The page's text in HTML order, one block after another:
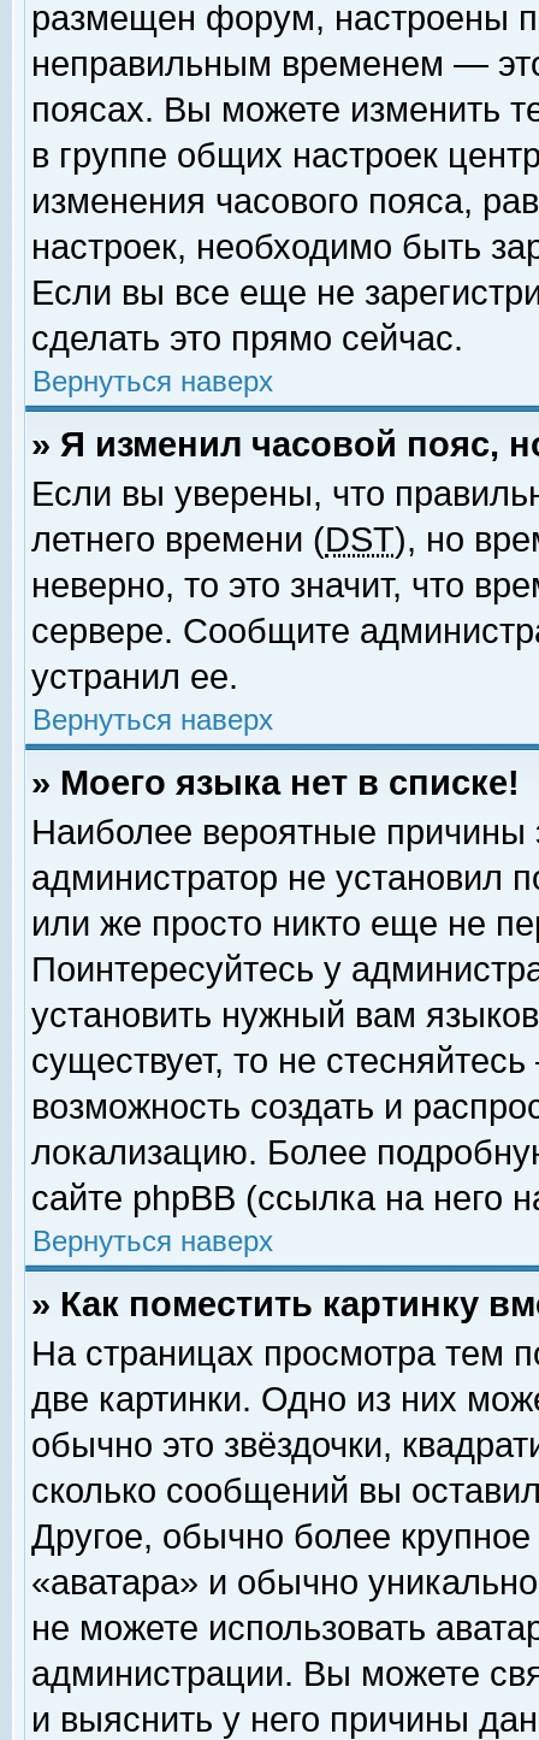
размещен форум, настроены
неправильным временем —
поясах. Вы можете изменить
в группе общих настроек
изменения часового пояса,
настроек, необходимо быть
Если вы все еще не
сделать это прямо сейчас.
Вернуться наверх
» Я изменил часовой пояс,
Если вы уверены, что
летнего времени (DST), но
неверно, то это значит, что
сервере. Сообщите
устранил ее.
Вернуться наверх
» Моего языка нет в списке!
Наиболее вероятные причины
администратор не установил
или же просто никто еще не
Поинтересуйтесь у
установить нужный вам
существует, то не
возможность создать и
локализацию. Более
сайте phpBB (ссылка на него
Вернуться наверх
» Как поместить картинку
На страницах просмотра тем
две картинки. Одно из них
обычно это звёздочки,
сколько сообщений вы
Другое, обычно более
«аватара» и обычно
не можете использовать
администрации. Вы можете
и выяснить у него причины